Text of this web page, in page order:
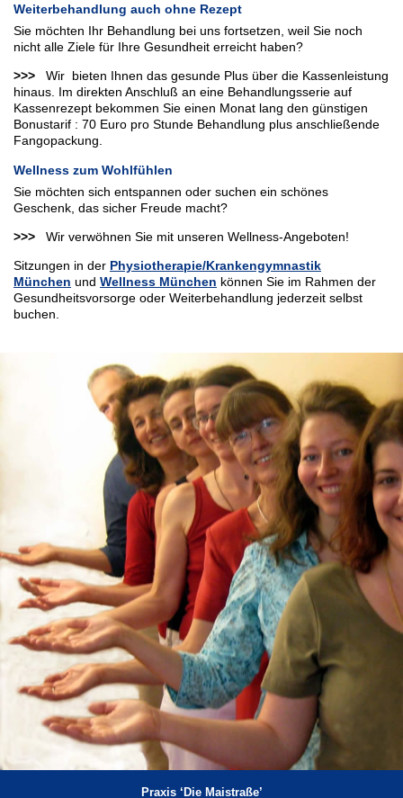
Weiterbehandlung auch ohne Rezept
Sie möchten Ihr Behandlung bei uns fortsetzen, weil Sie noch
nicht alle Ziele für Ihre Gesundheit erreicht haben?
>>> Wir bieten Ihnen das gesunde Plus über die Kassenleistung
hinaus. Im direkten Anschluß an eine Behandlungsserie auf
Kassenrezept bekommen Sie einen Monat lang den günstigen
Bonustarif : 70 Euro pro Stunde Behandlung plus anschließende
Fangopackung.
Wellness zum Wohlfühlen
Sie möchten sich entspannen oder suchen ein schönes
Geschenk, das sicher Freude macht?
>>> Wir verwöhnen Sie mit unseren Wellness-Angeboten!
Sitzungen in der Physiotherapie/Krankengymnastik
München und Wellness München können Sie im Rahmen der
Gesundheitsvorsorge oder Weiterbehandlung jederzeit selbst
buchen.
Praxis ‘Die Maistraße’